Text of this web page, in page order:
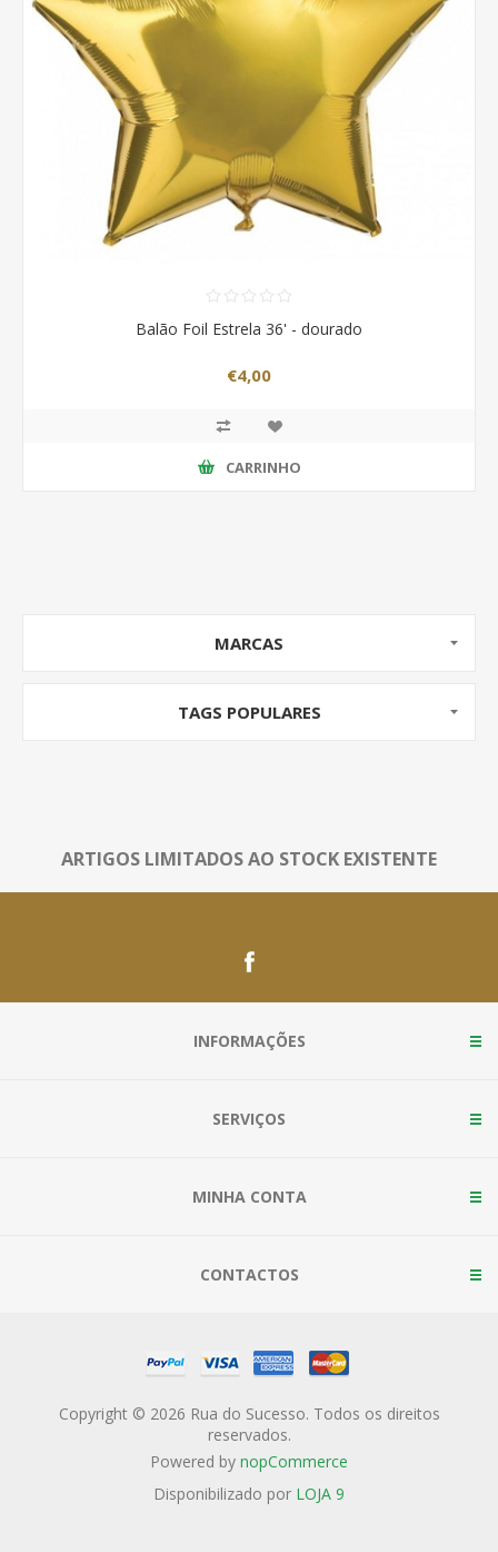
Balão Foil Estrela 36' - dourado
€4,00
CARRINHO
MARCAS
TAGS POPULARES
ARTIGOS LIMITADOS AO STOCK EXISTENTE
INFORMAÇÕES
SERVIÇOS
MINHA CONTA
CONTACTOS
Copyright © 2026 Rua do Sucesso. Todos os direitos
reservados.
Powered by nopCommerce
Disponibilizado por LOJA 9